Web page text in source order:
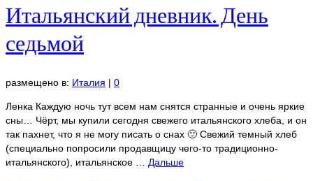
Итальянский дневник. День
седьмой
размещено в: Италия | 0
Ленка Каждую ночь тут всем нам снятся странные и очень яркие
сны… Чёрт, мы купили сегодня свежего итальянского хлеба, и он
так пахнет, что я не могу писать о снах 🙂 Свежий темный хлеб
(специально попросили продавщицу чего-то традиционно-
итальянского), итальянское … Дальше